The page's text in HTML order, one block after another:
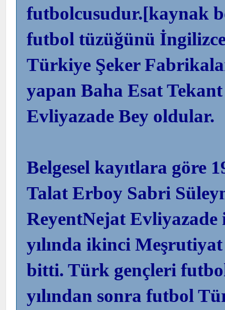
futbolcusudur.[kaynak
futbol tüzüğünü
Türkiye Şeker
yapan Baha Esat
Evliyazade Bey oldular.
Belgesel kayıtlara göre
Talat Erboy Sabri
ReyentNejat
yılında ikinci
bitti. Türk gençleri
yılından sonra futbol